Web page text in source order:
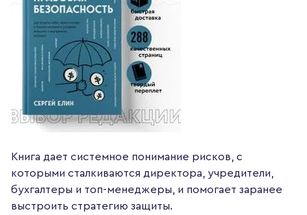
Книга дает системное понимание рисков, с
которыми сталкиваются директора, учредители,
бухгалтеры и топ-менеджеры, и помогает заранее
выстроить стратегию защиты.